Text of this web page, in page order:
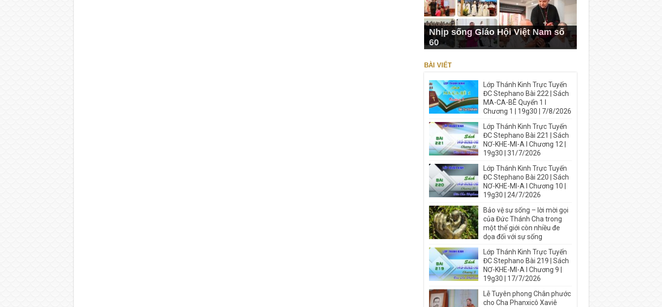
Nhịp sống Giáo Hội Việt Nam số
60
BÀI VIẾT
Lớp Thánh Kinh Trực Tuyến
ĐC Stephano Bài 222 | Sách
MA-CA-BÊ Quyển 1 I
Chương 1 | 19g30 | 7/8/2026
Lớp Thánh Kinh Trực Tuyến
ĐC Stephano Bài 221 | Sách
NƠ-KHE-MI-A I Chương 12 |
19g30 | 31/7/2026
Lớp Thánh Kinh Trực Tuyến
ĐC Stephano Bài 220 | Sách
NƠ-KHE-MI-A I Chương 10 |
19g30 | 24/7/2026
Bảo vệ sự sống – lời mời gọi
của Đức Thánh Cha trong
một thế giới còn nhiều đe
dọa đối với sự sống
Lớp Thánh Kinh Trực Tuyến
ĐC Stephano Bài 219 | Sách
NƠ-KHE-MI-A I Chương 9 |
19g30 | 17/7/2026
Lễ Tuyên phong Chân phước
cho Cha Phanxicô Xaviê